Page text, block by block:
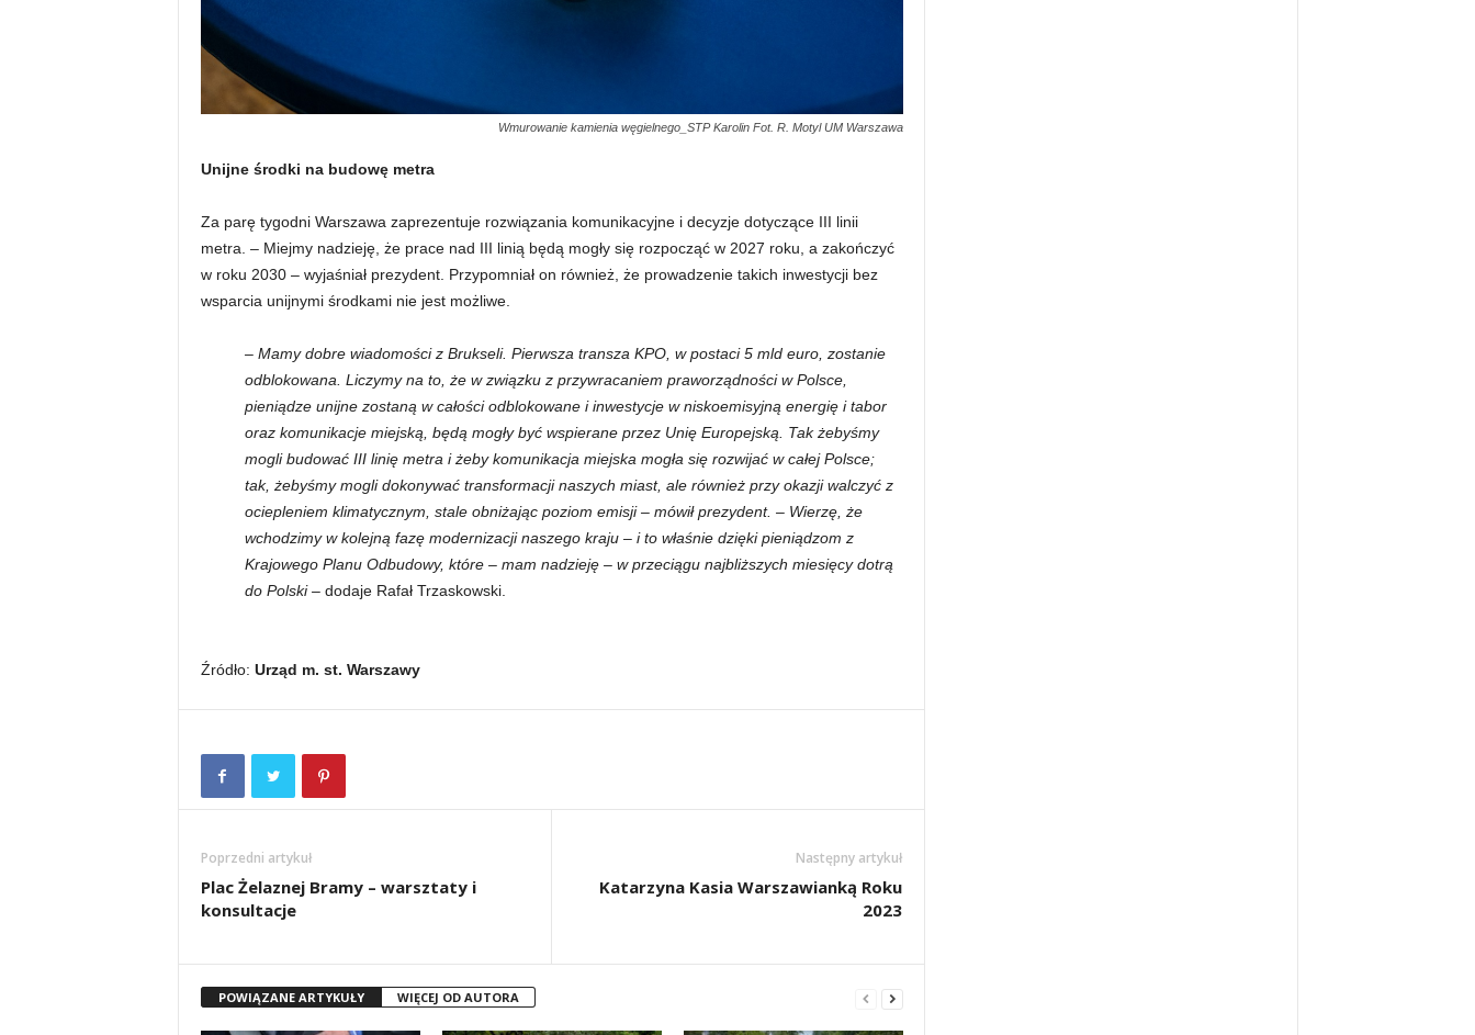
Wmurowanie kamienia węgielnego_STP Karolin Fot. R. Motyl UM Warszawa
Unijne środki na budowę metra
Za parę tygodni Warszawa zaprezentuje rozwiązania komunikacyjne i decyzje dotyczące III linii
metra. – Miejmy nadzieję, że prace nad III linią będą mogły się rozpocząć w 2027 roku, a zakończyć
w roku 2030 – wyjaśniał prezydent. Przypomniał on również, że prowadzenie takich inwestycji bez
wsparcia unijnymi środkami nie jest możliwe.
– Mamy dobre wiadomości z Brukseli. Pierwsza transza KPO, w postaci 5 mld euro, zostanie
odblokowana. Liczymy na to, że w związku z przywracaniem praworządności w Polsce,
pieniądze unijne zostaną w całości odblokowane i inwestycje w niskoemisyjną energię i tabor
oraz komunikacje miejską, będą mogły być wspierane przez Unię Europejską. Tak żebyśmy
mogli budować III linię metra i żeby komunikacja miejska mogła się rozwijać w całej Polsce;
tak, żebyśmy mogli dokonywać transformacji naszych miast, ale również przy okazji walczyć z
ociepleniem klimatycznym, stale obniżając poziom emisji – mówił prezydent. – Wierzę, że
wchodzimy w kolejną fazę modernizacji naszego kraju – i to właśnie dzięki pieniądzom z
Krajowego Planu Odbudowy, które – mam nadzieję – w przeciągu najbliższych miesięcy dotrą
do Polski –dodaje Rafał Trzaskowski.
Źródło: Urząd m. st. Warszawy
Poprzedni artykuł
Plac Żelaznej Bramy – warsztaty i
konsultacje
Następny artykuł
Katarzyna Kasia Warszawianką Roku
2023
POWIĄZANE ARTYKUŁY WIĘCEJ OD AUTORA